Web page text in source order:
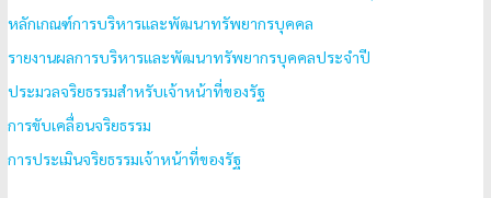
หลักเกณฑ์การบริหารและพัฒนาทรัพยากรบุคคล
รายงานผลการบริหารและพัฒนาทรัพยากรบุคคลประจำปี
ประมวลจริยธรรมสำหรับเจ้าหน้าที่ของรัฐ
การขับเคลื่อนจริยธรรม
การประเมินจริยธรรมเจ้าหน้าที่ของรัฐ